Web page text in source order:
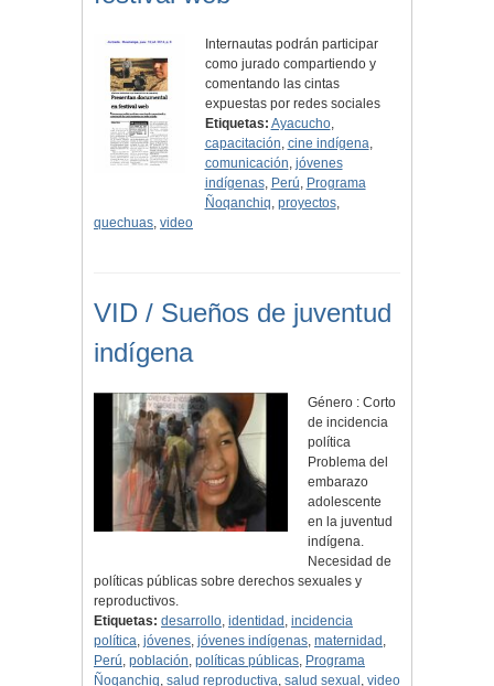
Internautas podrán participar
como jurado compartiendo y
comentando las cintas
expuestas por redes sociales
Etiquetas: Ayacucho,
capacitación, cine indígena,
comunicación, jóvenes
indígenas, Perú, Programa
Ñoqanchiq, proyectos,
quechuas, video
VID / Sueños de juventud
indígena
Género : Corto
de incidencia
política
Problema del
embarazo
adolescente
en la juventud
indígena.
Necesidad de
políticas públicas sobre derechos sexuales y
reproductivos.
Etiquetas: desarrollo, identidad , incidencia
política, jóvenes, jóvenes indígenas, maternidad ,
Perú, población, políticas públicas, Programa
Ñoqanchiq, salud reproductiva, salud sexual , video